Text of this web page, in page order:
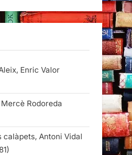
Enric Valor
Rodoreda
calàpets, Antoni Vidal